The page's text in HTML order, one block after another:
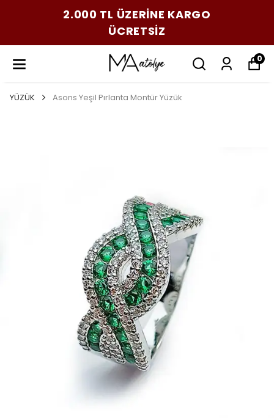
2.000 TL ÜZERİNE KARGO
ÜCRETSİZ
0
YÜZÜK Asons Yeşil Pırlanta Montür Yüzük